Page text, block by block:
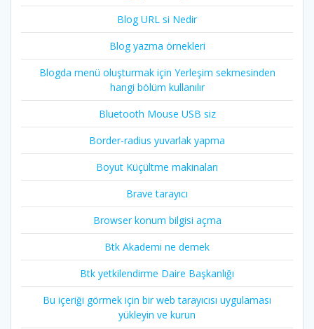
Blog URL si Nedir
Blog yazma örnekleri
Blogda menü oluşturmak için Yerleşim sekmesinden
hangi bölüm kullanılır
Bluetooth Mouse USB siz
Border-radius yuvarlak yapma
Boyut Küçültme makinaları
Brave tarayıcı
Browser konum bilgisi açma
Btk Akademi ne demek
Btk yetkilendirme Daire Başkanlığı
Bu içeriği görmek için bir web tarayıcısı uygulaması
yükleyin ve kurun